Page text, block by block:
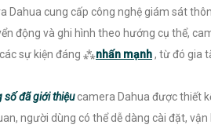
Dahua cung cấp công nghệ giám sát
động và ghi hình theo hướng cụ thể,
sự kiện đáng ⁂nhấn mạnh, từ đó gia
số đã giới thiệucamera Dahua được thiết
người dùng có thể dễ dàng cài đặt,